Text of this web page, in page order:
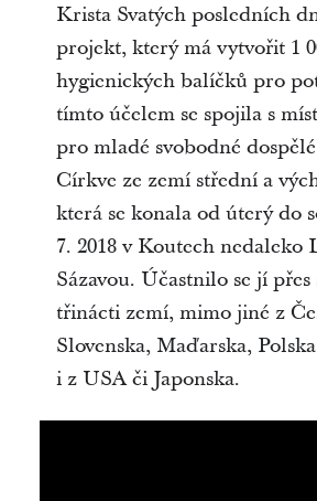
Krista Svatých posledních
projekt, který má vytvořit 1
hygienických balíčků pro
tímto účelem se spojila s
pro mladé svobodné
Církve ze zemí střední a
která se konala od úterý do
7. 2018 v Koutech nedaleko
Sázavou. Účastnilo se jí
třinácti zemí, mimo jiné z
Slovenska, Maďarska,
i z USA či Japonska.